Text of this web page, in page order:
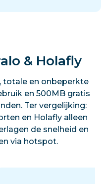
& Holafly
totale en onbeperkte
en 500MB gratis
Ter vergelijking:
en Holafly alleen
de snelheid en
via hotspot.